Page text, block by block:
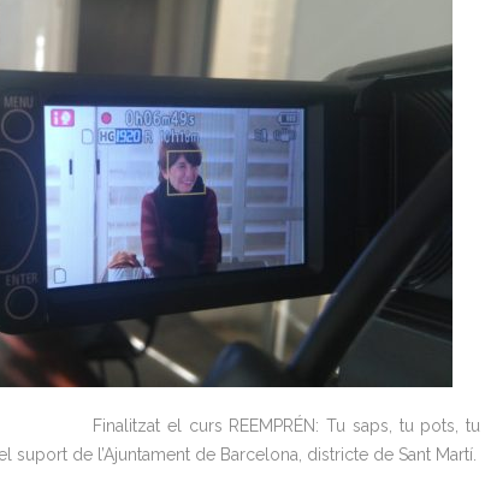
Finalitzat el curs REEMPRÉN: Tu saps, tu pots, tu
suport de l’Ajuntament de Barcelona, districte de Sant Martí.